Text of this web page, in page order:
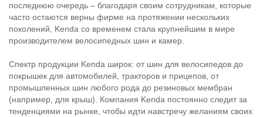
последнюю очередь – благодаря своим сотрудникам, которые
часто остаются верны фирме на протяжении нескольких
поколений, Kenda со временем стала крупнейшим в мире
производителем велосипедных шин и камер.
Спектр продукции Kenda широк: от шин для велосипедов до
покрышек для автомобилей, тракторов и прицепов, от
промышленных шин любого рода до резиновых мембран
(например, для крыш). Компания Kenda постоянно следит за
тенденциями на рынке, чтобы идти навстречу желаниям своих